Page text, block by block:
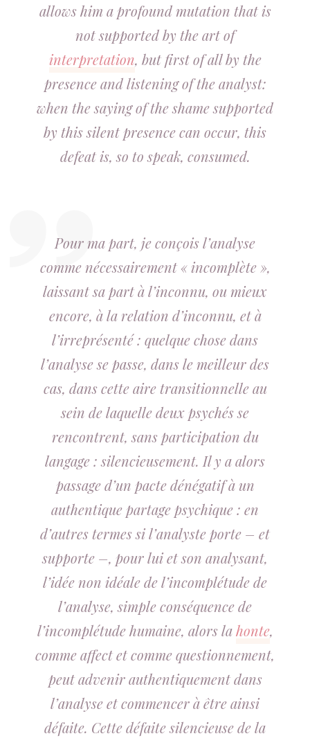
allows him a profound mutation that is
not supported by the art of
interpretation, but first of all by the
presence and listening of the analyst:
when the saying of the shame supported
by this silent presence can occur, this
defeat is, so to speak, consumed.
Pour ma part, je conçois l’analyse
comme nécessairement « incomplète »,
laissant sa part à l’inconnu, ou mieux
encore, à la relation d’inconnu, et à
l’irreprésenté : quelque chose dans
l’analyse se passe, dans le meilleur des
cas, dans cette aire transitionnelle au
sein de laquelle deux psychés se
rencontrent, sans participation du
langage :silencieusement. Il y a alors
passage d’un pacte dénégatif à un
authentique partage psychique : en
d’autres termes si l’analyste porte – et
supporte –, pour lui et son analysant,
l’idée non idéale de l’incomplétude de
l’analyse, simple conséquence de
l’incomplétude humaine, alors lahonte,
comme affect et comme questionnement,
peut advenir authentiquement dans
l’analyse et commencer à être ainsi
défaite. Cette défaite silencieuse de la